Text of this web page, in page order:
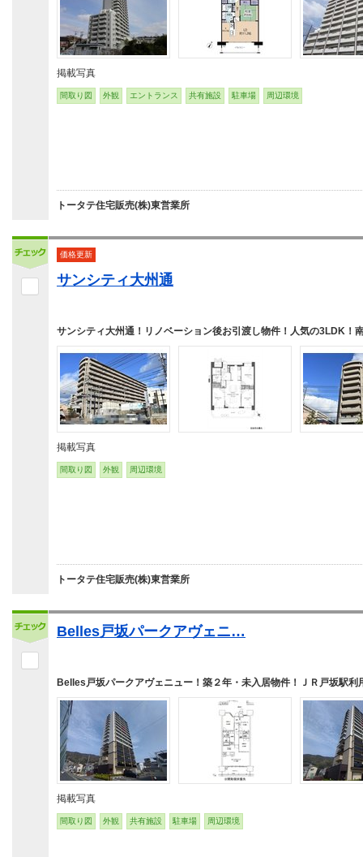
掲載写真
間取り図 外観 エントランス 共有施設 駐車場 周辺環境
トータテ住宅販売(株)東営業所
価格更新
サンシティ大州通
サンシティ大州通！リノベーション後お引渡し物件！人気の3LDK！
掲載写真
間取り図 外観 周辺環境
トータテ住宅販売(株)東営業所
Belles戸坂パークアヴェニ…
Belles戸坂パークアヴェニュー！築２年・未入居物件！ＪＲ戸坂駅利
掲載写真
間取り図 外観 共有施設 駐車場 周辺環境